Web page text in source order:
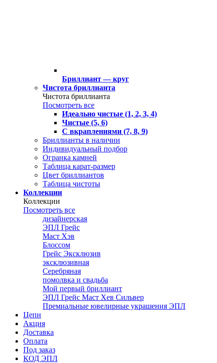
Бриллиант — круг
Чистота бриллианта
Чистота бриллианта
Посмотреть все
Идеально чистые (1, 2, 3, 4)
Чистые (5, 6)
С вкраплениями (7, 8, 9)
Бриллианты в наличии
Индивидуальный подбор
Огранка камней
Таблица карат-размер
Цвет бриллиантов
Таблица чистоты
Коллекции
Коллекции
Посмотреть все
дизайнерская
ЭПЛ Грейс
Маст Хэв
Блоссом
Грейс Эксклюзив
эксклюзивная
Серебряная
помолвка и свадьба
Мой первый бриллиант
ЭПЛ Грейс Маст Хев Сильвер
Премиальные ювелирные украшения ЭПЛ
Цепи
Акция
Доставка
Оплата
Под заказ
КОД ЭПЛ